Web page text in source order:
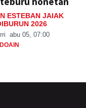
ESTEBAN JAIAK
2026
abu 05, 07:00